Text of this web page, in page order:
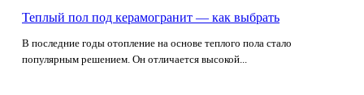
Теплый пол под керамогранит — как выбрать
В последние годы отопление на основе теплого пола стало
популярным решением. Он отличается высокой...